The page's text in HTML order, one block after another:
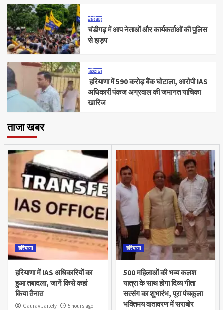
चंडीगढ़
चंडीगढ़ में आप नेताओं और कार्यकर्ताओं की पुलिस
से झड़प
हरियाणा
हरियाणा में 590 करोड़ बैंक घोटाला, आरोपी IAS
अधिकारी पंकज अग्रवाल की जमानत याचिका
खारिज
ताजा खबर
हरियाणा
हरियाणा में IAS अधिकारियों का
हुआ तबादला, जानें किसे कहां
किया तैनात
Gaurav Jaitely
5 hours ago
हरियाणा
500 महिलाओं की भव्य कलश
यात्रा के साथ होगा दिव्य गीता
सत्संग का शुभारंभ, पूरा पंचकूला
भक्तिमय वातावरण में सराबोर